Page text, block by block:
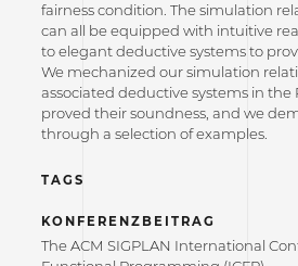
fairness condition. The simulation
can all be equipped with intuitive
to elegant deductive systems to
We mechanized our simulation
associated deductive systems in the
proved their soundness, and we
through a selection of examples.
TAGS
KONFERENZBEITRAG
The ACM SIGPLAN International